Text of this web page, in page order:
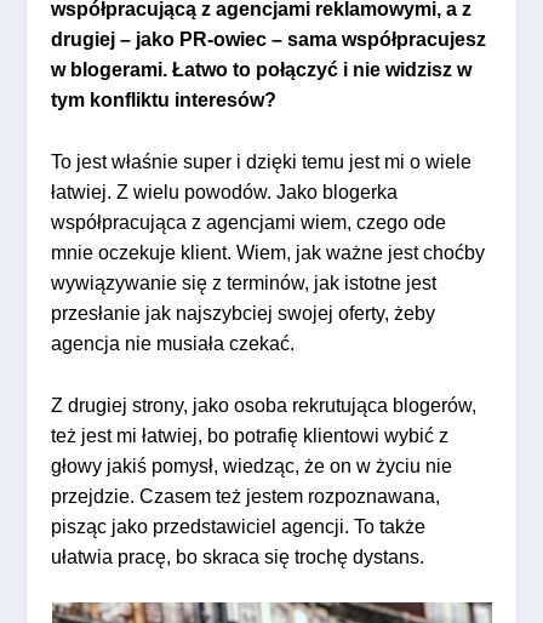
współpracującą z agencjami reklamowymi, a z
drugiej – jako PR-owiec – sama współpracujesz
w blogerami. Łatwo to połączyć i nie widzisz w
tym konfliktu interesów?
To jest właśnie super i dzięki temu jest mi o wiele
łatwiej. Z wielu powodów. Jako blogerka
współpracująca z agencjami wiem, czego ode
mnie oczekuje klient. Wiem, jak ważne jest choćby
wywiązywanie się z terminów, jak istotne jest
przesłanie jak najszybciej swojej oferty, żeby
agencja nie musiała czekać.
Z drugiej strony, jako osoba rekrutująca blogerów,
też jest mi łatwiej, bo potrafię klientowi wybić z
głowy jakiś pomysł, wiedząc, że on w życiu nie
przejdzie. Czasem też jestem rozpoznawana,
pisząc jako przedstawiciel agencji. To także
ułatwia pracę, bo skraca się trochę dystans.